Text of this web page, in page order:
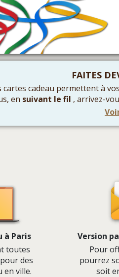
FAITES
cartes cadeau permettent à
en suivant le fil , arrivez-
à Paris
toutes
des
en ville.
Version
Pour
pourrez
soit